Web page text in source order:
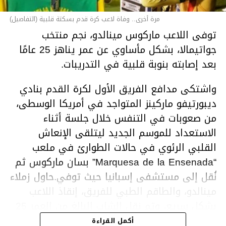
مرة أخرى.. وفاة لاعب كرة قدم بسكتة قلبية (التفاصيل)
توفى اللاعب ماركوس مينالدو، نجم منتخب
جواتيمالا، بشكل مأساوي عن عمر يناهز 25 عامًا
بعد إصابته بنوبة قلبية في التدريبات.
واشتكى مدافع الفريق الأول لكرة القدم بنادي
ديبورتيفو ماركينز المتواجد في أمريكا الوسطى،
من صعوبات في التنفس خلال جلسة أثناء
الاستعداد للموسم الجديد ليتلقى الإنعاش
القلبي الرئوي في حالات الطوارئ في ملعب
“Marquesa de la Ensenada” بسان ماركوس ثم
نُقل إلى مستشفى إسبانيا حيث توفي.حاول زملاء
عامًا إلى مستشفى قريب ولكن تم إعلان وفاته
أكمل القراءة